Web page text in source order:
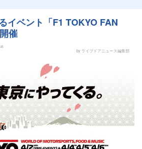
イベント「F1 TOKYO FAN
催
by ライブドアニュース編集部